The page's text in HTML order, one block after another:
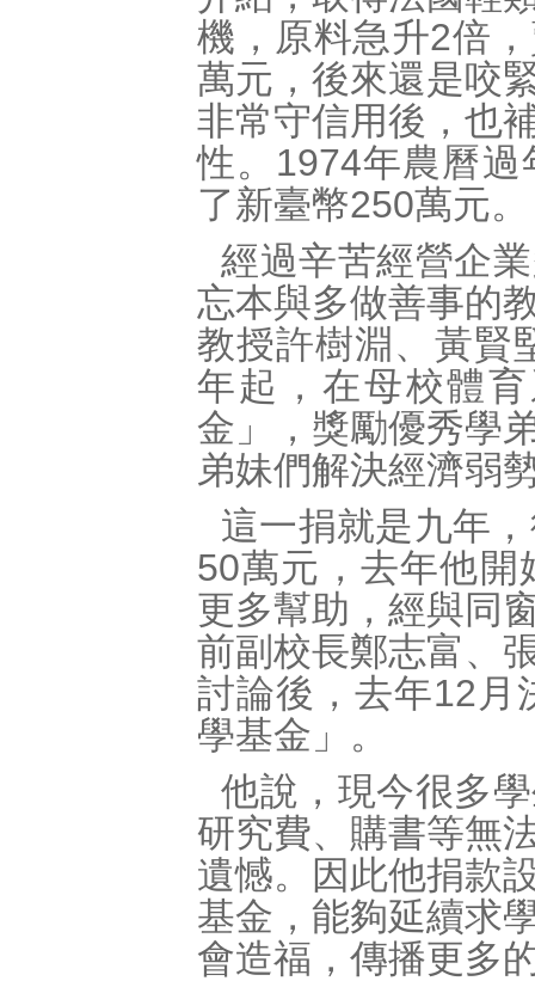
機，原料急升2倍
萬元，後來還是咬
非常守信用後，也
性。1974年農曆
了新臺幣250萬元。
經過辛苦經營企
忘本與多做善事的
教授許樹淵、黃賢
年起，在母校體
金」，獎勵優秀學
弟妹們解決經濟弱
這一捐就是九年
50萬元，去年他開
更多幫助，經與同
前副校長鄭志富、
討論後，去年12月
學基金」。
他說，現今很多
研究費、購書等無
遺憾。因此他捐款
基金，能夠延續求
會造福，傳播更多